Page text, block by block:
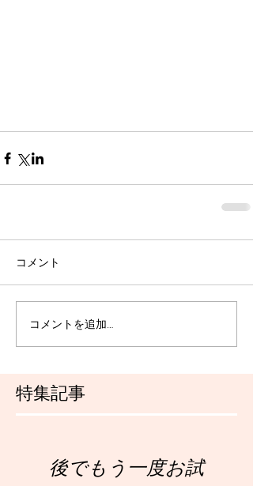
特集記事
コメント
コメントを追加…
後でもう一度お試